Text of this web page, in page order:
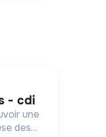
- cdi
une
des